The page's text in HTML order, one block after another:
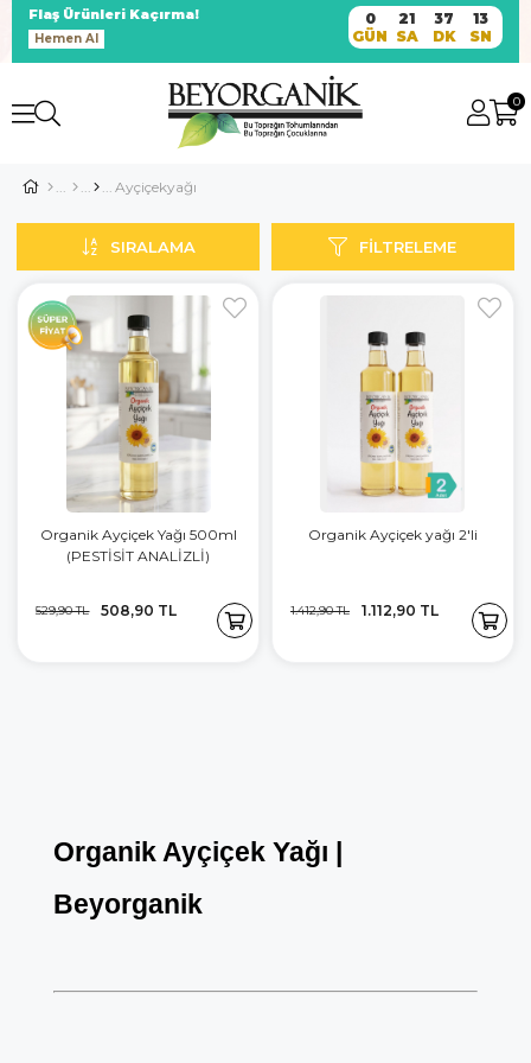
Flaş Ürünleri Kaçırma!
Hemen Al
0
GÜN
21
SA
37
DK
13
SN
0
Ayçiçekyağı
FILTRELEME
SIRALAMA
Organik Ayçiçek Yağı 500ml
(PESTİSİT ANALİZLİ)
508,90 TL
529,90 TL
Organik Ayçiçek yağı 2'li
1.112,90 TL
1.412,90 TL
Organik Ayçiçek Yağı |
Beyorganik